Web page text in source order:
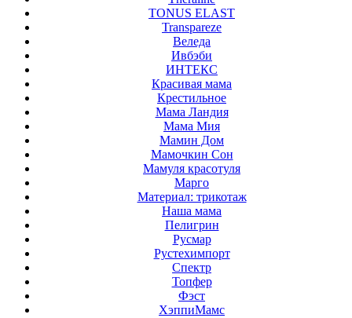
TONUS ELAST
Transpareze
Веледа
Ивбэби
ИНТЕКС
Красивая мама
Крестильное
Мама Ландия
Мама Мия
Мамин Дом
Мамочкин Сон
Мамуля красотуля
Марго
Материал: трикотаж
Наша мама
Пелигрин
Русмар
Рустехимпорт
Спектр
Топфер
Фэст
ХэппиМамс